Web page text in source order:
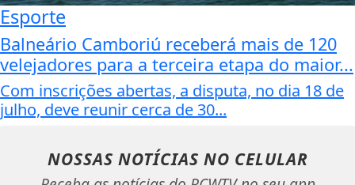
Esporte
Balneário Camboriú receberá mais de 120
velejadores para a terceira etapa do maior...
Com inscrições abertas, a disputa, no dia 18 de
julho, deve reunir cerca de 30...
NOSSAS NOTÍCIAS NO CELULAR